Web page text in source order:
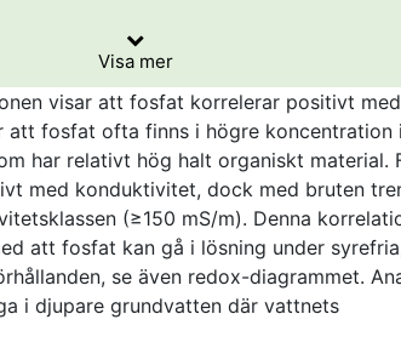
respektive 75:e percentilen, strecket i
(50:e percentilen), och staplarna
5:e respektive 95:e percentilen.
använts i stället för medelvärden för
grundas på cirka 90 000
från 2000-talet och övriga är äldre. Av
11 procent från Vattentäktsarkivet, 7
miljöövervakning, och 82 procent
brunnar. De enskilda diagrammen
endast de prover där både fosfat
analyserats finns med i
Visa mer
visar att fosfat korrelerar positivt med
att fosfat ofta finns i högre koncentration i
har relativt hög halt organiskt material.
med konduktivitet, dock med bruten
(≥150 mS/m). Denna
att fosfat kan gå i lösning under
se även redox-diagrammet.
i djupare grundvatten där vattnets